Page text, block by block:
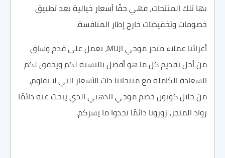
بها تلك المنتجات، فهي حقًا أسعار خيالية بعد تطبيق
خصومات وتخفيضات خارج إطار المنافسة.
أعزائنا عملاء متجر موجي MUJI، نعمل على قدم وساق
من أجل تقديم كل ما هو أفضل بالنسبة لكم ويحقق لكم
السعادة الكاملة مع منتجاتنا ذات الأسعار التي لا تقاوم،
من خلال كوبون خصم موجي الذهبي الذي يبحث عنه دائمًا
رواد المتجر، زورونا دائمًا تجدوا ما يسركم.